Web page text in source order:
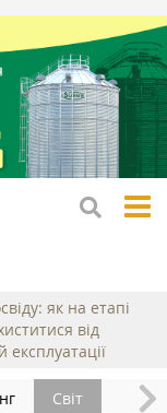
як на етапі
від
експлуатації
Світ